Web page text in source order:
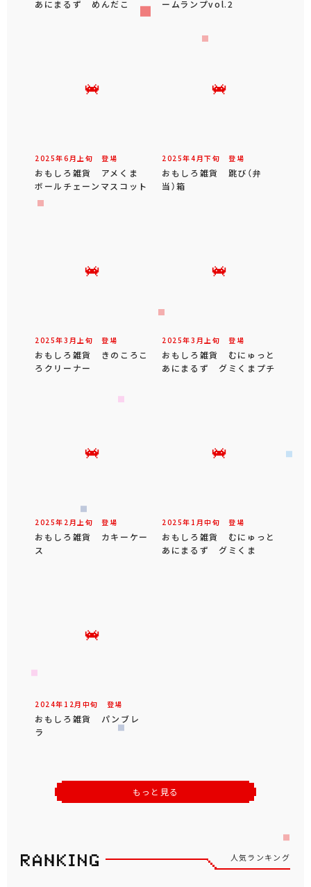
あにまるず めんだこ
ームランプvol.2
2025年6 月 上旬 登場
おもしろ雑貨 アメくま
ボールチェーンマスコット
2025年4 月下旬 登場
おもしろ雑貨 跳び（弁
当）箱
2025年3 月 上旬 登場
おもしろ雑貨 きのころこ
ろクリーナー
2025年3 月 上旬 登場
おもしろ雑貨 むにゅっと
あにまるず グミくまプチ
2025年 2 月 上旬 登場
おもしろ雑貨 カキーケー
ス
2025年 1 月中旬 登場
おもしろ雑貨 むにゅっと
あにまるず グミくま
2024年 12 月 中旬 登場
おもしろ雑貨 パンブレ
ラ
もっと見る
人気ランキング